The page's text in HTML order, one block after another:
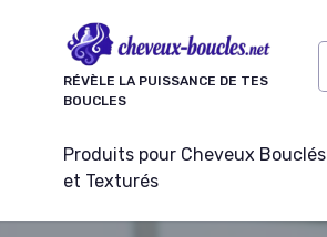
RÉVÈLE LA PUISSANCE DE TES
BOUCLES
Produits pour Cheveux Bouclés
et Texturés